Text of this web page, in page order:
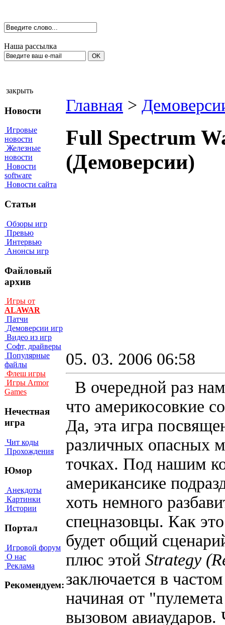
Наша рассылка
закрыть
Новости
Игровые
новости
Железные
новости
Новости
software
Новости сайта
Статьи
Обзоры игр
Превью
Интервью
Анонсы игр
Файловый
архив
Игры от
ALAWAR
Патчи
Демоверсии игр
Видео из игр
Софт, драйверы
Популярные
файлы
Флеш игры
Игры Armor
Games
Нечестная
игра
Чит коды
Прохождения
Юмор
Анекдоты
Картинки
Истории
Портал
Игровой форум
О нас
Реклама
Рекомендуем:
Главная >
Full Spectrum
(Демоверсии)
05. 03. 2006 06:58
В очередной раз
что америкосовкие
Да, эта игра
различных опасных
точках. Под нашим
американсике
хоть немного
спецназовцы. Как
будет общий
плюс этой Strategy
заключается в
начиная от
вызовом авиаударов.